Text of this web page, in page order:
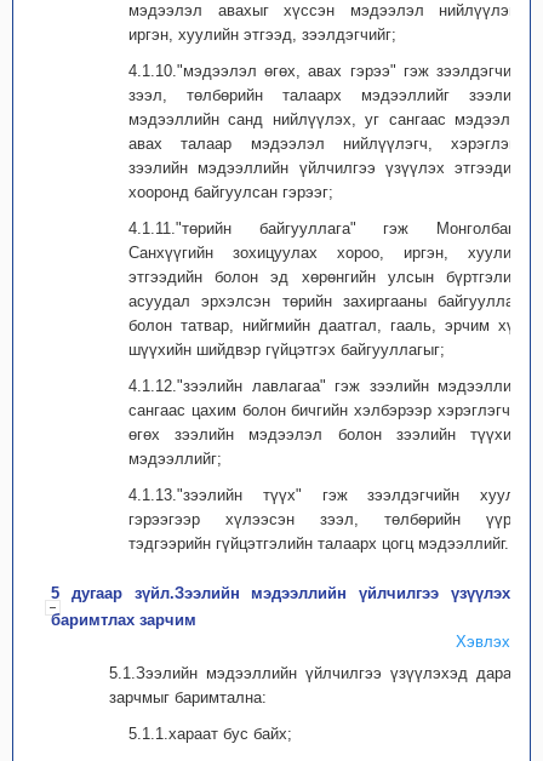
мэдээлэл авахыг хүссэн мэдээлэл нийлүүлэгч,
иргэн, хуулийн этгээд, зээлдэгчийг;
4.1.10."мэдээлэл өгөх, авах гэрээ" гэж зээлдэгчийн
зээл, төлбөрийн талаарх мэдээллийг зээлийн
мэдээллийн санд нийлүүлэх, уг сангаас мэдээлэл
авах талаар мэдээлэл нийлүүлэгч, хэрэглэгч,
зээлийн мэдээллийн үйлчилгээ үзүүлэх этгээдийн
хооронд байгуулсан гэрээг;
4.1.11."төрийн байгууллага" гэж Монголбанк,
Санхүүгийн зохицуулах хороо, иргэн, хуулийн
этгээдийн болон эд хөрөнгийн улсын бүртгэлийн
асуудал эрхэлсэн төрийн захиргааны байгууллага
болон татвар, нийгмийн даатгал, гааль, эрчим хүч,
шүүхийн шийдвэр гүйцэтгэх байгууллагыг;
4.1.12."зээлийн лавлагаа" гэж зээлийн мэдээллийн
сангаас цахим болон бичгийн хэлбэрээр хэрэглэгчид
өгөх зээлийн мэдээлэл болон зээлийн түүхийн
мэдээллийг;
4.1.13."зээлийн түүх" гэж зээлдэгчийн хууль,
гэрээгээр хүлээсэн зээл, төлбөрийн үүрэг,
тэдгээрийн гүйцэтгэлийн талаарх цогц мэдээллийг.
5 дугаар зүйл.Зээлийн мэдээллийн үйлчилгээ үзүүлэхэд
баримтлах зарчим
Хэвлэх
5.1.Зээлийн мэдээллийн үйлчилгээ үзүүлэхэд дараах
зарчмыг баримтална:
5.1.1.хараат бус байх;